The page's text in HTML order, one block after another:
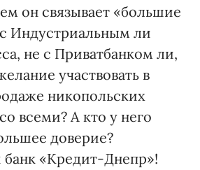
он связывает «большие
Индустриальным ли
не с Приватбанком ли,
участвовать в
никопольских
всеми? А кто у него
доверие?
«Кредит-Днепр»!